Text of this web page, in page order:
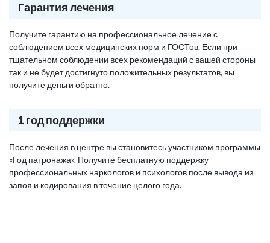
Гарантия лечения
Получите гарантию на профессиональное лечение с
соблюдением всех медицинских норм и ГОСТов. Если при
тщательном соблюдении всех рекомендаций с вашей стороны
так и не будет достигнуто положительных результатов, вы
получите деньги обратно.
1 год поддержки
После лечения в центре вы становитесь участником программы
«Год патронажа». Получите бесплатную поддержку
профессиональных наркологов и психологов после вывода из
запоя и кодирования в течение целого года.